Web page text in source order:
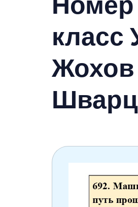
4 класс
5 класс
7 класс
9 класс
класс
Жохов